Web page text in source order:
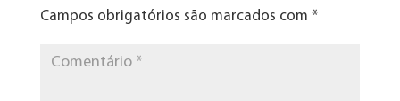
Campos obrigatórios são marcados com *